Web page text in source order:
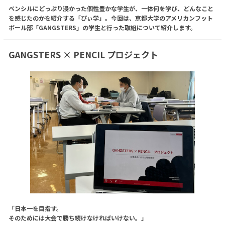
ペンシルにどっぷり浸かった個性豊かな学生が、一体何を学び、どんなこと
を感じたのかを紹介する「ぴぃ学」。今回は、京都大学のアメリカンフット
ボール部「GANGSTERS」の学生と行った取組について紹介します。
GANGSTERS × PENCIL プロジェクト
「日本一を目指す。
そのためには大会で勝ち続けなければいけない。」